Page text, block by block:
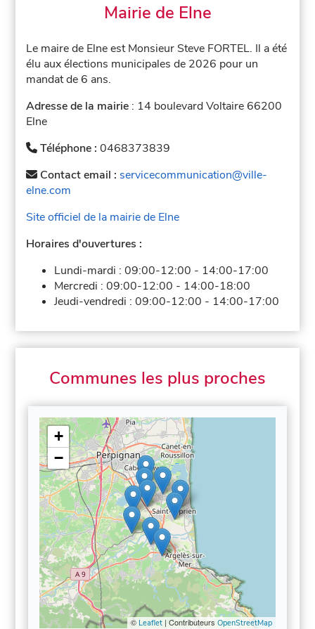
Mairie de Elne
Le maire de Elne est Monsieur Steve FORTEL. Il a été
élu aux élections municipales de 2026 pour un
mandat de 6 ans.
Adresse de la mairie : 14 boulevard Voltaire 66200
Elne
Téléphone :0468373839
Contact email : servicecommunication@ville-
elne.com
Site officiel de la mairie de Elne
Horaires d'ouvertures :
Lundi-mardi :09:00-12:00 - 14:00-17:00
Mercredi :09:00-12:00 - 14:00-18:00
Jeudi-vendredi :09:00-12:00 - 14:00-17:00
Communes les plus proches
+
−
© Leaflet| Contributeurs OpenStreetMap